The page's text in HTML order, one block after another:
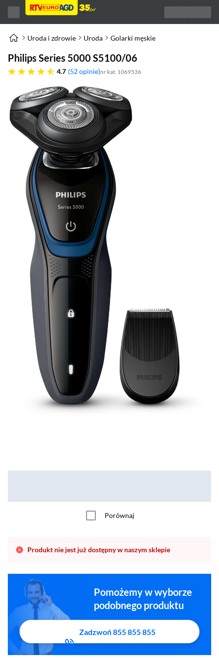
Uroda i zdrowie Uroda Golarki męskie
Philips Series 5000 S5100/06
4.7
4.7 gwiazdek 52 opinie nr kat. 1069536
Porównaj
Produkt nie jest już dostępny w naszym sklepie
Pomożemy w wyborze
podobnego produktu
Zadzwoń 855 855 855